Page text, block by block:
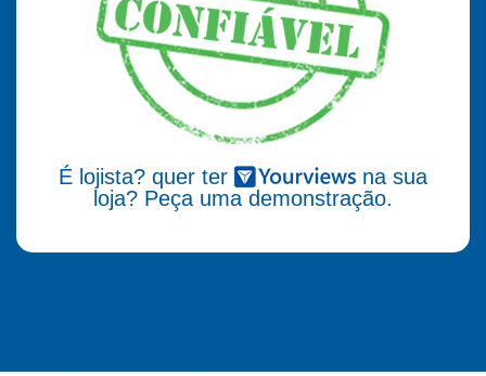
É lojista? quer ter
na sua
loja? Peça uma demonstração.